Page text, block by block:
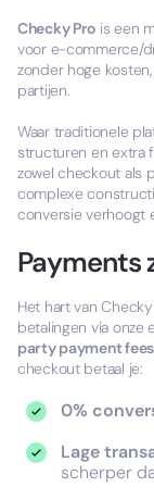
Checky Pro is een
voor e-commerce/
zonder hoge
partijen.
Waar traditionele
structuren en extra
zowel checkout als
complexe
conversie verhoogt
Payments
Het hart van
betalingen via onze
party payment
checkout betaal je:
0%
Lage
scherper